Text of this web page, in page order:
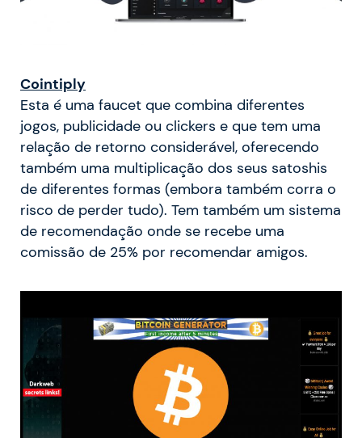
Cointiply
Esta é uma faucet que combina diferentes
jogos, publicidade ou clickers e que tem uma
relação de retorno considerável, oferecendo
também uma multiplicação dos seus satoshis
de diferentes formas (embora também corra o
risco de perder tudo). Tem também um sistema
de recomendação onde se recebe uma
comissão de 25% por recomendar amigos.